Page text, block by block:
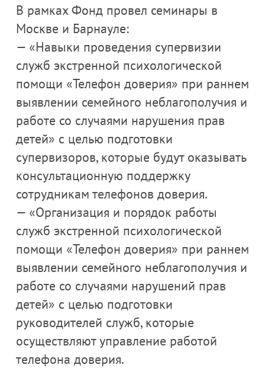
В рамках Фонд провел семинары в
Москве и Барнауле:
— «Навыки проведения супервизии
служб экстренной психологической
помощи «Телефон доверия» при раннем
выявлении семейного неблагополучия и
работе со случаями нарушения прав
детей» с целью подготовки
супервизоров, которые будут оказывать
консультационную поддержку
сотрудникам телефонов доверия.
— «Организация и порядок работы
служб экстренной психологической
помощи «Телефон доверия» при раннем
выявлении семейного неблагополучия и
работе со случаями нарушений прав
детей» с целью подготовки
руководителей служб, которые
осуществляют управление работой
телефона доверия.